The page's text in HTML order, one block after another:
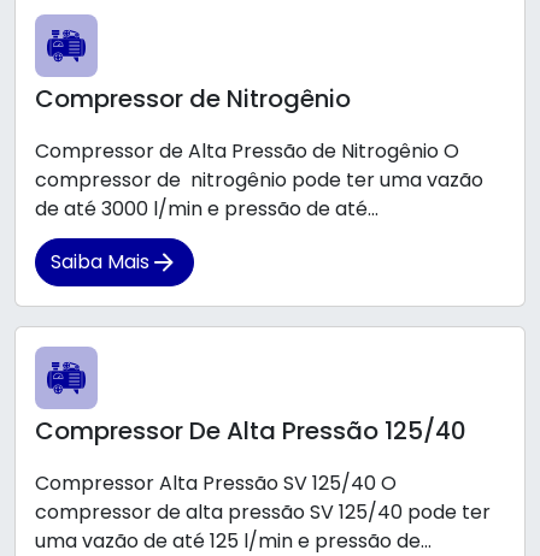
Compressor de Nitrogênio
Compressor de Alta Pressão de Nitrogênio O
compressor de nitrogênio pode ter uma vazão
de até 3000 l/min e pressão de até...
Saiba Mais
Compressor De Alta Pressão 125/40
Compressor Alta Pressão SV 125/40 O
compressor de alta pressão SV 125/40 pode ter
uma vazão de até 125 l/min e pressão de...